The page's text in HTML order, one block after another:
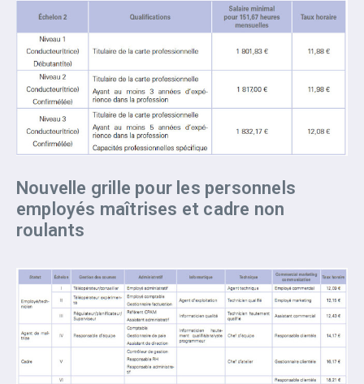
Nouvelle grille pour les personnels
employés maîtrises et cadre non
roulants